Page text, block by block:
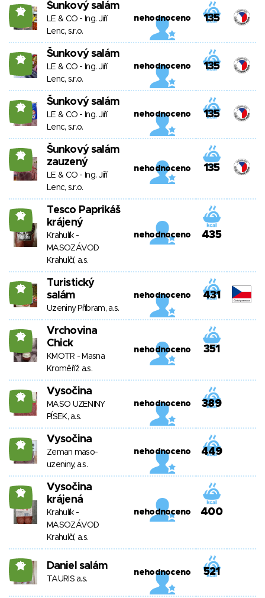
19 Šunkový salám
LE & CO - Ing. Jiří
Lenc, s.r.o.
nehodnoceno 135
19 Šunkový salám
LE & CO - Ing. Jiří
Lenc, s.r.o.
nehodnoceno 135
19 Šunkový salám
LE & CO - Ing. Jiří
Lenc, s.r.o.
nehodnoceno 135
19
Šunkový salám
zauzený
LE & CO - Ing. Jiří
Lenc, s.r.o.
nehodnoceno 135
19
Tesco Paprikáš
krájený
Krahulík -
MASOZÁVOD
Krahulčí, a.s.
nehodnoceno 435
19
Turistický
salám
Uzeniny Příbram, a.s.
nehodnoceno 431
19
Vrchovina
Chick
KMOTR - Masna
Kroměříž a.s.
nehodnoceno 351
19 Vysočina
MASO UZENINY
PÍSEK, a.s.
nehodnoceno 389
19 Vysočina
Zeman maso-
uzeniny, a.s.
nehodnoceno 449
19
Vysočina
krájená
Krahulík -
MASOZÁVOD
Krahulčí, a.s.
nehodnoceno 400
18 Daniel salám
TAURIS a.s.
nehodnoceno 521